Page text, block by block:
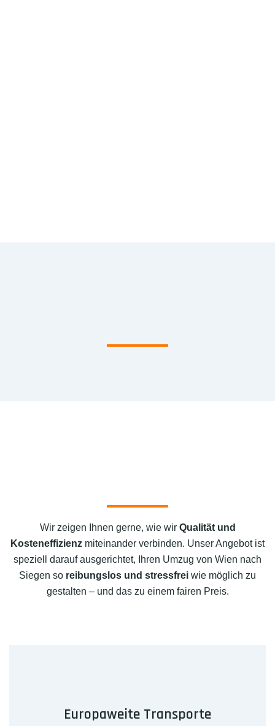
Wir zeigen Ihnen gerne, wie wir Qualität und
Kosteneffizienz miteinander verbinden. Unser Angebot ist
speziell darauf ausgerichtet, Ihren Umzug von Wien nach
Siegen so reibungslos und stressfrei wie möglich zu
gestalten – und das zu einem fairen Preis.
Europaweite Transporte